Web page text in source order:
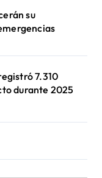
su
7.310
durante 2025